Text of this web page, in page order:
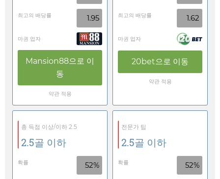
최고의 배당률 1.95
마권 업자
Mansion88으로 이
동
약관 적용
최고의 배당률 1.62
마권 업자
20bet으로 이동
약관 적용
총 득점 이상/이하 2.5
2.5골 이하
확률 52%
전문가 팁
2.5골 이하
확률 52%